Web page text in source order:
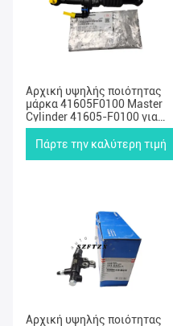
Αρχική υψηλής ποιότητας
μάρκα 41605F0100 Master
Cylinder 41605-F0100 για
Hyundai Elantra GT Kia Forte
Πάρτε την καλύτερη τιμή
Αρχική υψηλής ποιότητας